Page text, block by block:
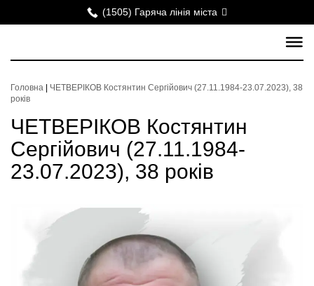
(1505) Гаряча лінія міста
Головна
ЧЕТВЕРІКОВ Костянтин Сергійович (27.11.1984-23.07.2023), 38
років
ЧЕТВЕРІКОВ Костянтин
Сергійович (27.11.1984-
23.07.2023), 38 років